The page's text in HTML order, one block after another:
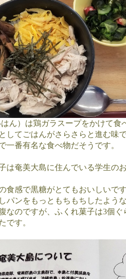
ん）は鶏ガラスープをかけて食
してごはんがさらさらと進む味
一番有名な食べ物だそうです。
は奄美大島に住んでいる学生の
食感で黒糖がとてもおいしいで
パンをもっともちもちしたよう
なのですが、ふくれ菓子は3個
です。